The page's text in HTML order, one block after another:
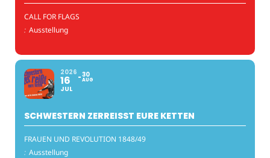
CALL FOR FLAGS
: Ausstellung
2026
16
JUL
30
AUG
SCHWESTERN ZERREISST EURE KETTEN
FRAUEN UND REVOLUTION 1848/49
: Ausstellung